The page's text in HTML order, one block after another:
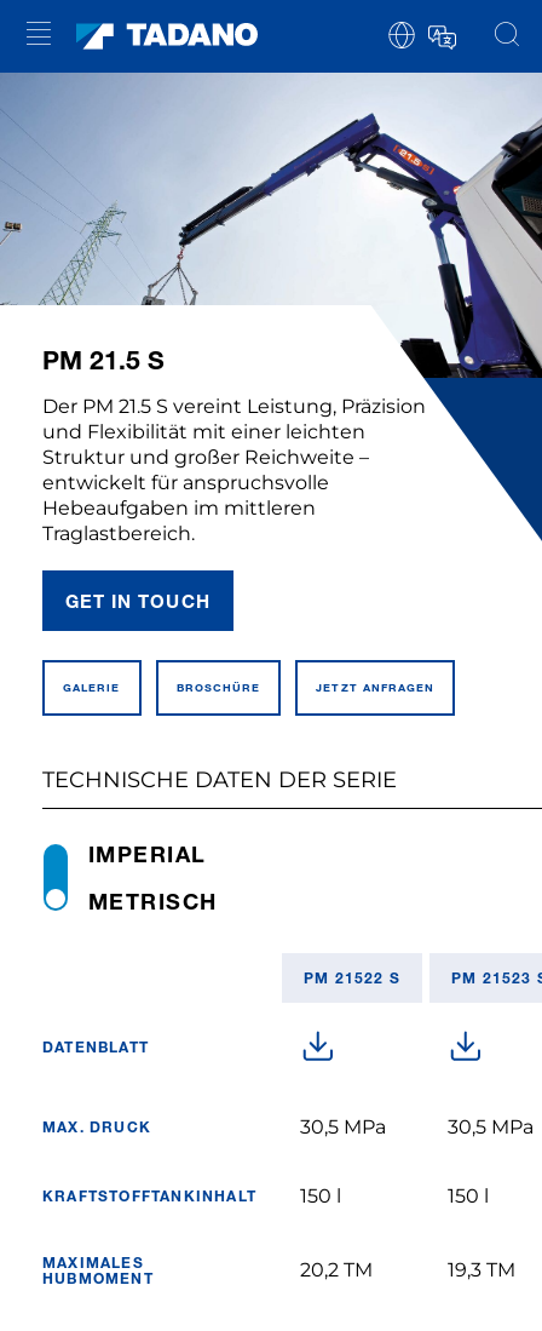
PM 21.5 S
Der PM 21.5 S vereint Leistung, Präzision
und Flexibilität mit einer leichten
Struktur und großer Reichweite –
entwickelt für anspruchsvolle
Hebeaufgaben im mittleren
Traglastbereich.
GET IN TOUCH
GALERIE BROSCHÜRE JETZT ANFRAGEN
TECHNISCHE DATEN DER SERIE
METRISCH
IMPERIAL
PM 21522 S PM 21523
DATENBLATT
MAX. DRUCK 30,5 MPa 30,5 MPa
KRAFTSTOFFTANKINHALT 150 l 150 l
MAXIMALES
HUBMOMENT
20,2 TM 19,3 TM